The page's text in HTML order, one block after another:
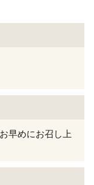
早めにお召し上